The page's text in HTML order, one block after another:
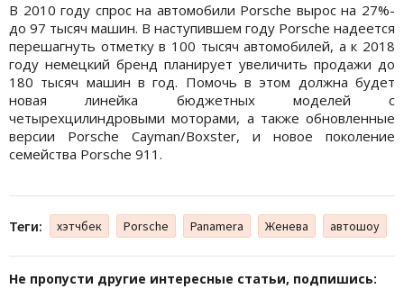
В 2010 году спрос на автомобили Porsche вырос на 27%-
до 97 тысяч машин. В наступившем году Porsche надеется
перешагнуть отметку в 100 тысяч автомобилей, а к 2018
году немецкий бренд планирует увеличить продажи до
180 тысяч машин в год. Помочь в этом должна будет
новая линейка бюджетных моделей с
четырехцилиндровыми моторами, а также обновленные
версии Porsche Cayman/Boxster, и новое поколение
семейства Porsche 911.
Теги: хэтчбек Porsche Panamera Женева автошоу
Не пропусти другие интересные статьи, подпишись: